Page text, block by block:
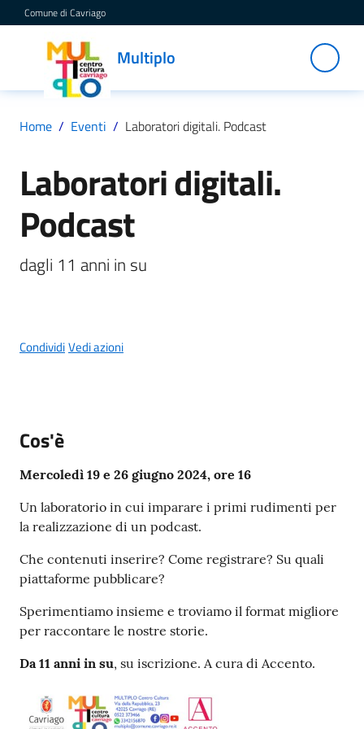
Vai al contenuto
Vai alla navigazione
Vai al footer
Comune di Cavriago
Multiplo
Multiplo
Centro
Cultura
Servizi
a
o
Eventi
Menu selezionato
Corsi
Partecipa
Sostieni
Home / Eventi / Laboratori digitali. Podcast
Salta al contenuto
Laboratori digitali.
Podcast
dagli 11 anni in su
CondividiVedi azioni
Cos'è
Mercoledì 19 e 26 giugno 2024, ore 16
Un laboratorio in cui imparare i primi rudimenti per
la realizzazione di un podcast.
Che contenuti inserire? Come registrare? Su quali
piattaforme pubblicare?
Sperimentiamo insieme e troviamo il format migliore
per raccontare le nostre storie.
Da 11 anni in su, su iscrizione. A cura di Accento.